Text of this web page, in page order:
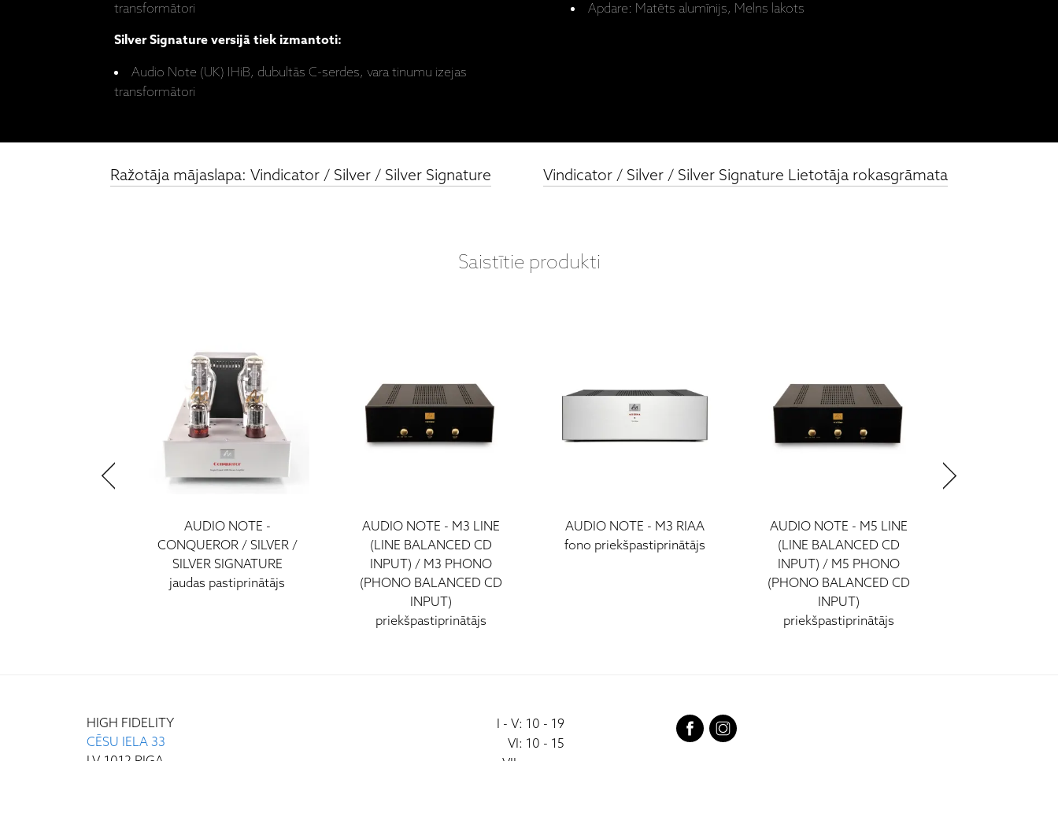
transformātori
Silver Signature versijā tiek izmantoti:
Audio Note (UK) IHiB, dubultās C-serdes, vara tinumu izejas
transformātori
Apdare: Matēts alumīnijs, Melns lakots
Ražotāja mājaslapa: Vindicator / Silver / Silver Signature Vindicator / Silver / Silver Signature Lietotāja rokasgrāmata
Saistītie produkti
AUDIO NOTE -
CONQUEROR / SILVER /
SILVER SIGNATURE
jaudas pastiprinātājs
AUDIO NOTE - M3 LINE
(LINE BALANCED CD
INPUT) / M3 PHONO
(PHONO BALANCED CD
INPUT)
priekšpastiprinātājs
AUDIO NOTE - M3 RIAA
fono priekšpastiprinātājs
AUDIO NOTE - M5 LINE
(LINE BALANCED CD
INPUT) / M5 PHONO
(PHONO BALANCED CD
INPUT)
priekšpastiprinātājs
HIGH FIDELITY
CĒSU IELA 33
LV-1012 RIGA
I - V: 10 - 19
VI: 10 - 15
VII: